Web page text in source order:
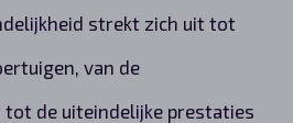
strekt zich uit tot
van de
tot de uiteindelijke prestaties